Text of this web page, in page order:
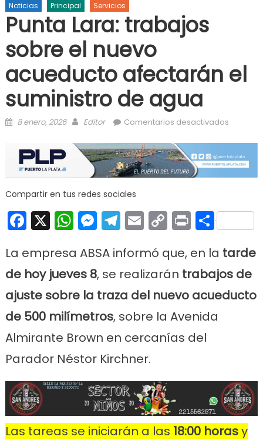
Noticias Principal Servicios
Punta Lara: trabajos
sobre el nuevo
acueducto afectarán el
suministro de agua
Posted on
8 enero, 2026 Author
Editor Comentarios desactivados
sobre el
nuevo
Compartir en tus redes sociales
Facebook
X WhatsApp
Messenger
Telegram
EmailCopy
Link
Print
La empresa ABSA informó que, en la tarde
de hoy jueves 8, se realizarán trabajos de
ajuste sobre la traza del nuevo acueducto
de 500 milímetros, sobre la Avenida
Almirante Brown en cercanías del
Parador Néstor Kirchner.
Las tareas se iniciarán a las 18:00 horasy